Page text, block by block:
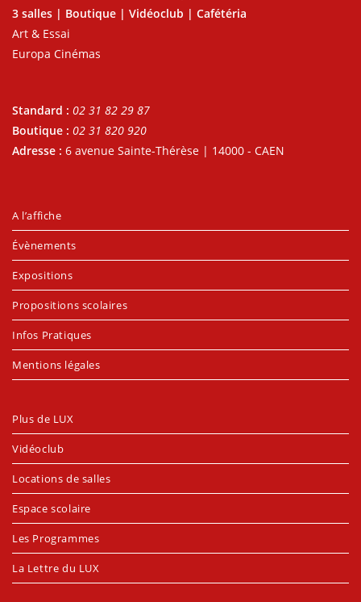
3 salles | Boutique | Vidéoclub | Cafétéria
Art & Essai
Europa Cinémas
Standard : 02 31 82 29 87
Boutique : 02 31 820 920
Adresse : 6 avenue Sainte-Thérèse | 14000 - CAEN
A l’affiche
Évènements
Expositions
Propositions scolaires
Infos Pratiques
Mentions légales
Plus de LUX
Vidéoclub
Locations de salles
Espace scolaire
Les Programmes
La Lettre du LUX